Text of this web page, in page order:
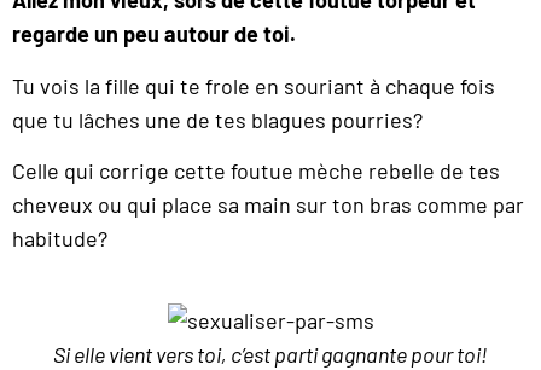
regarde un peu autour de toi.
Tu vois la fille qui te frole en souriant à chaque fois
que tu lâches une de tes blagues pourries?
Celle qui corrige cette foutue mèche rebelle de tes
cheveux ou qui place sa main sur ton bras comme par
habitude?
Si elle vient vers toi, c’est parti gagnante pour toi!